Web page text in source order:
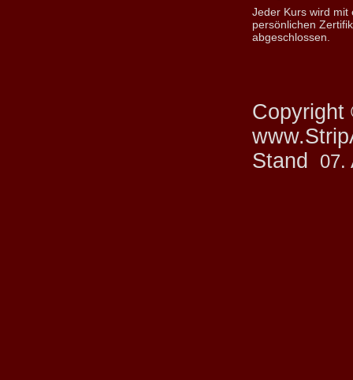
Jeder Kurs wird mit
persönlichen
abgeschlossen.
Stand
07.